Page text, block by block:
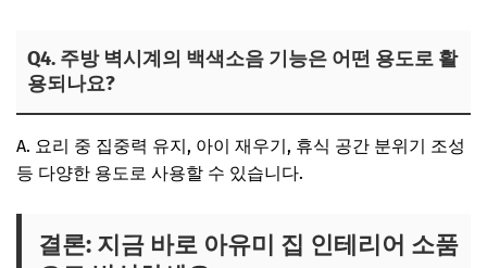
Q4. 주방 벽시계의 백색소음 기능은 어떤 용도로 활
용되나요?
A. 요리 중 집중력 유지, 아이 재우기, 휴식 공간 분위기 조성
등 다양한 용도로 사용할 수 있습니다.
결론: 지금 바로 아유미 집 인테리어 소품